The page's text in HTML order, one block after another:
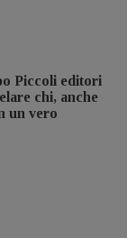
Piccoli editori
chi, anche
un vero